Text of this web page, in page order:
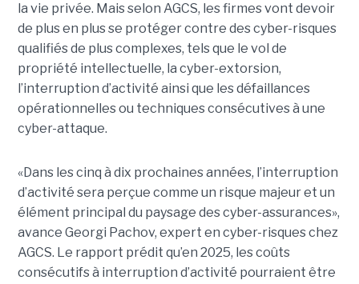
la vie privée. Mais selon AGCS, les firmes vont devoir
de plus en plus se protéger contre des cyber-risques
qualifiés de plus complexes, tels que le vol de
propriété intellectuelle, la cyber-extorsion,
l’interruption d’activité ainsi que les défaillances
opérationnelles ou techniques consécutives à une
cyber-attaque.
«Dans les cinq à dix prochaines années, l’interruption
d’activité sera perçue comme un risque majeur et un
élément principal du paysage des cyber-assurances»,
avance Georgi Pachov, expert en cyber-risques chez
AGCS. Le rapport prédit qu’en 2025, les coûts
consécutifs à interruption d’activité pourraient être